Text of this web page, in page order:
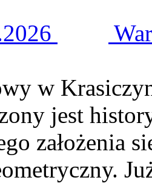
w
jest
założenia